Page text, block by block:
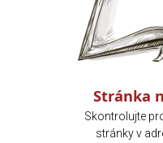
Stránka
Skontrolujte
stránky v